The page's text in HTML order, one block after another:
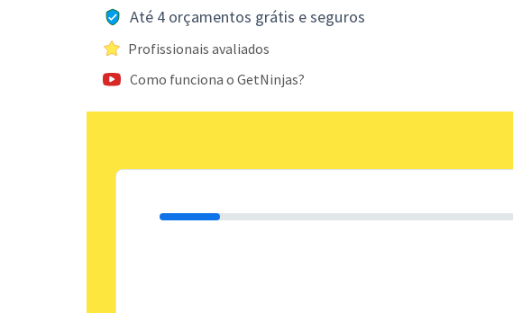
Até 4 orçamentos grátis e seguros
Profissionais avaliados
Como funciona o GetNinjas?